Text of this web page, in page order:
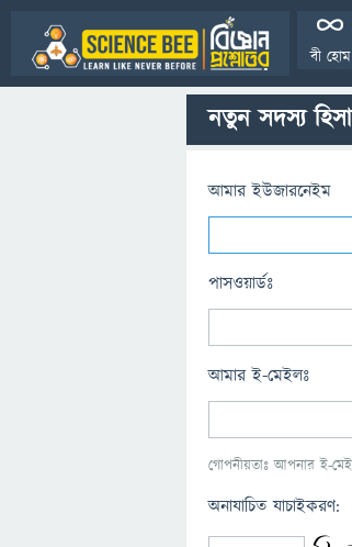
বী হোম
নতুন সদস্য
আমার ইউজারনেইম
পাসওয়ার্ডঃ
আমার ই-মেইলঃ
গোপনীয়তাঃ আপনার ই-
অনাযাচিত যাচাইকরণ: